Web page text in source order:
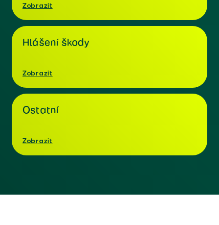
Zobrazit
Hlášení škody
Zobrazit
Ostatní
Zobrazit